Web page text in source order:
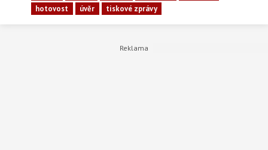
hotovost
úvěr tiskové zprávy